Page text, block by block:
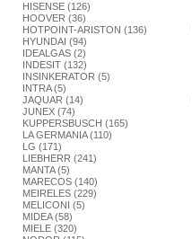
HISENSE (126)
HOOVER (36)
HOTPOINT-ARISTON (136)
HYUNDAI (94)
IDEALGAS (2)
INDESIT (132)
INSINKERATOR (5)
INTRA (5)
JAQUAR (14)
JUNEX (74)
KUPPERSBUSCH (165)
LA GERMANIA (110)
LG (171)
LIEBHERR (241)
MANTA (5)
MARECOS (140)
MEIRELES (229)
MELICONI (5)
MIDEA (58)
MIELE (320)